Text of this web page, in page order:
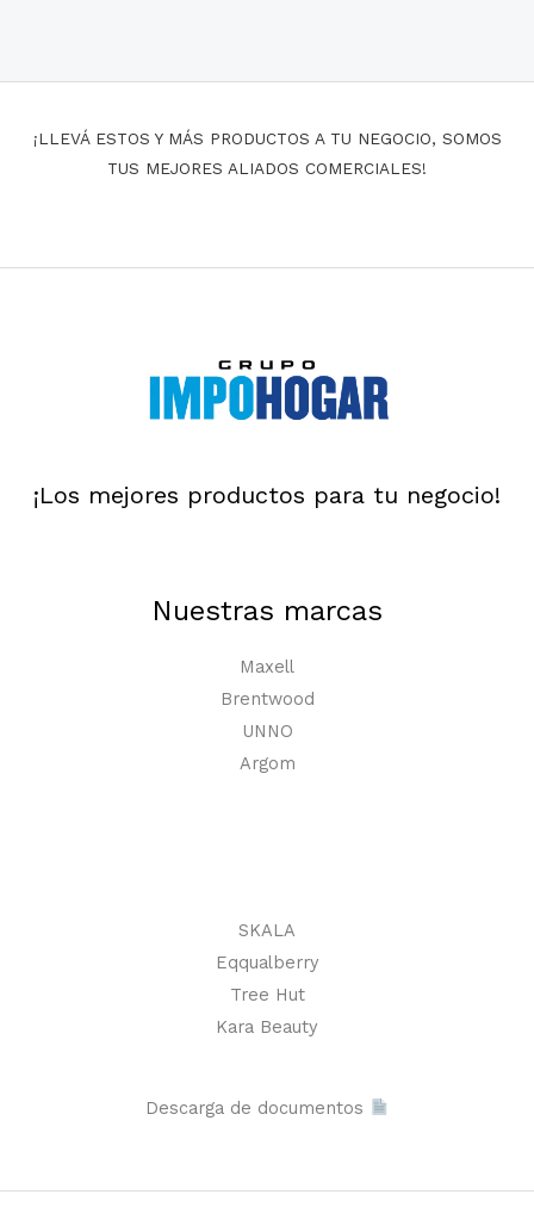
¡LLEVÁ ESTOS Y MÁS PRODUCTOS A TU NEGOCIO, SOMOS
TUS MEJORES ALIADOS COMERCIALES!
¡Los mejores productos para tu negocio!
Nuestras marcas
Maxell
Brentwood
UNNO
Argom
SKALA
Eqqualberry
Tree Hut
Kara Beauty
Descarga de documentos